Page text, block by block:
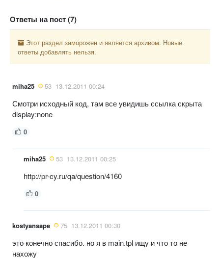
Ответы на пост (7)
Этот раздел заморожен и является архивом. Новые
ответы добавлять нельзя.
miha25 53 13.12.2011 00:24
Смотри исходный код, там все увидишь ссылка скрыта
display:none
0
miha25 53 13.12.2011 00:25
http://pr-cy.ru/qa/question/4160
0
kostyansape 75 13.12.2011 00:30
это конечно спасибо. но я в main.tpl ищу и что то не
нахожу